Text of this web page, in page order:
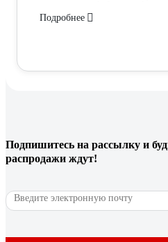
Подробнее
Подпишитесь на рассылку и
распродажи ждут!